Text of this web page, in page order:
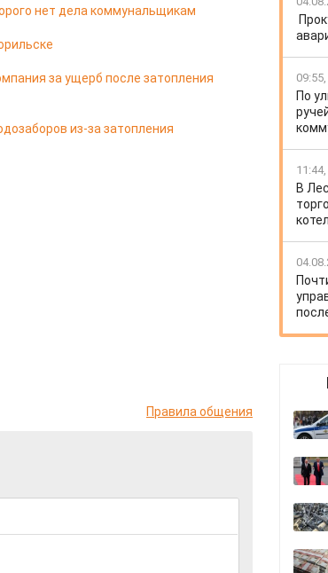
нет дела коммунальщикам
за ущерб после затопления
из-за затопления
Правила общения
По
В